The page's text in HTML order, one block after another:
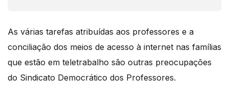
As várias tarefas atribuídas aos professores e a
conciliação dos meios de acesso à internet nas famílias
que estão em teletrabalho são outras preocupações
do Sindicato Democrático dos Professores.